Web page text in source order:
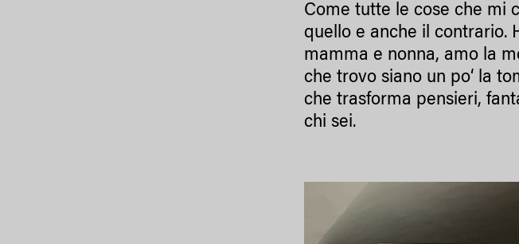
Come tutte le cose che mi
quello e anche il contrario.
mamma e nonna, amo la
che trovo siano un po‘ la
che trasforma pensieri,
chi sei.